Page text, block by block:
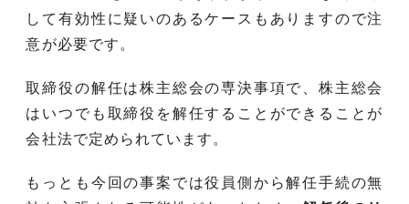
して有効性に疑いのあるケースもありますので注
意が必要です。
取締役の解任は株主総会の専決事項で、株主総会
はいつでも取締役を解任することができることが
会社法で定められています。
もっとも今回の事案では役員側から解任手続の無